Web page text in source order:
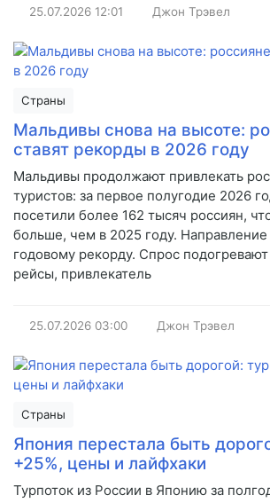
25.07.2026 12:01 Джон Трэвел
Страны
Мальдивы снова на высоте:
ставят рекорды в 2026 году
Мальдивы продолжают привлекать
туристов: за первое полугодие 2026
посетили более 162 тысяч россиян,
больше, чем в 2025 году.
годовому рекорду. Спрос
рейсы, привлекатель
25.07.2026 03:00 Джон Трэвел
Страны
Япония перестала быть
+25%, цены и лайфхаки
Турпоток из России в Японию за